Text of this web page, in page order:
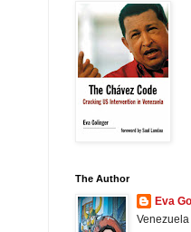
The Author
Eva
Venezuela